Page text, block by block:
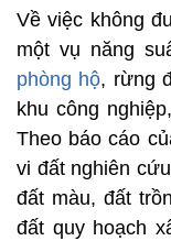
Về việc không
một vụ năng
phòng hộ, rừng
khu công
Theo báo cáo
vi đất nghiên
đất màu, đất
đất quy hoạch